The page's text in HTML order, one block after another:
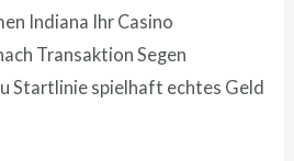
Indiana Ihr Casino
Transaktion Segen
Startlinie spielhaft echtes Geld